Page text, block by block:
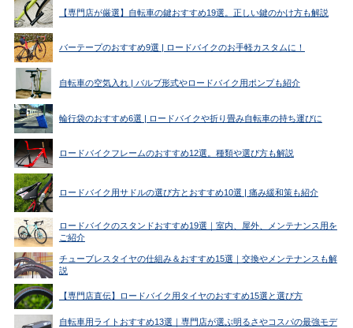
【専門店が厳選】自転車の鍵おすすめ19選。正しい鍵のかけ方も解説
バーテープのおすすめ9選 | ロードバイクのお手軽カスタムに！
自転車の空気入れ | バルブ形式やロードバイク用ポンプも紹介
輪行袋のおすすめ6選 | ロードバイクや折り畳み自転車の持ち運びに
ロードバイクフレームのおすすめ12選。種類や選び方も解説
ロードバイク用サドルの選び方とおすすめ10選 | 痛み緩和策も紹介
ロードバイクのスタンドおすすめ19選｜室内、屋外、メンテナンス用を
ご紹介
チューブレスタイヤの仕組み＆おすすめ15選｜交換やメンテナンスも解
説
【専門店直伝】ロードバイク用タイヤのおすすめ15選と選び方
自転車用ライトおすすめ13選｜専門店が選ぶ明るさやコスパの最強モデ